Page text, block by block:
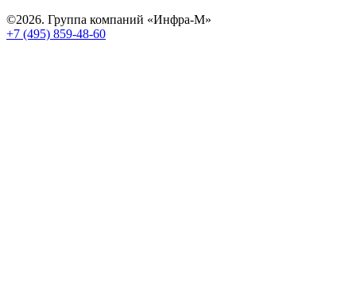
©2026. Группа компаний «Инфра-М»
+7 (495) 859-48-60